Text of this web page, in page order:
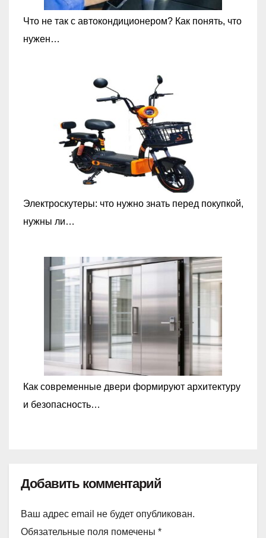
Что не так с автокондиционером? Как понять, что
нужен…
Электроскутеры: что нужно знать перед покупкой,
нужны ли…
Как современные двери формируют архитектуру
и безопасность…
Добавить комментарий
Ваш адрес email не будет опубликован.
Обязательные поля помечены *